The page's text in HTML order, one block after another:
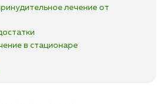
лечение от
в стационаре